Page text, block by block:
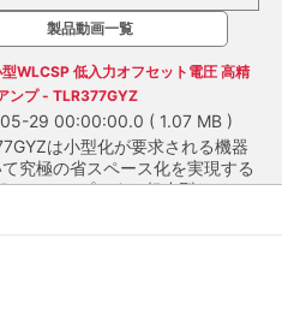
製品動画一覧
WLCSP 低入力オフセット電圧 高精
ンプ - TLR377GYZ
29 00:00:00.0 ( 1.07 MB )
は小型化が要求される機器
究極の省スペース化を実現する
オペアンプです。超小型サイズ